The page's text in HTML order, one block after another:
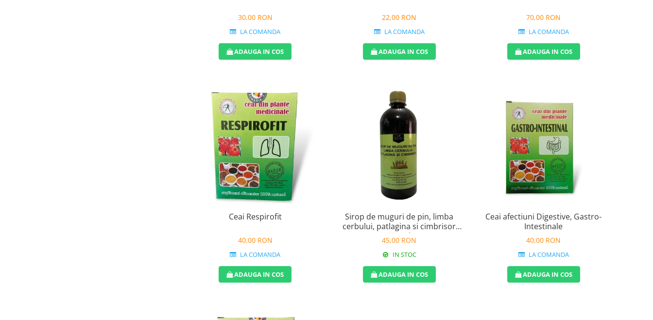
30,00 RON
LA COMANDA
ADAUGA IN COS
22,00 RON
LA COMANDA
ADAUGA IN COS
70,00 RON
LA COMANDA
ADAUGA IN COS
Ceai Respirofit
40,00 RON
LA COMANDA
ADAUGA IN COS
Sirop de muguri de pin, limba
cerbului, patlagina si cimbrisor
500ml
45,00 RON
IN STOC
ADAUGA IN COS
Ceai afectiuni Digestive, Gastro-
Intestinale
40,00 RON
LA COMANDA
ADAUGA IN COS